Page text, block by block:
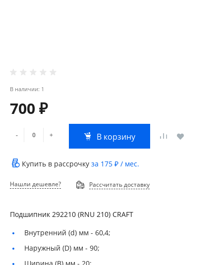
В наличии: 1
700 ₽
- + В корзину
Купить в рассрочку за 175 ₽ / мес.
Нашли дешевле? Рассчитать доставку
Подшипник 292210 (RNU 210) CRAFT
Внутренний (d) мм - 60,4;
Наружный (D) мм - 90;